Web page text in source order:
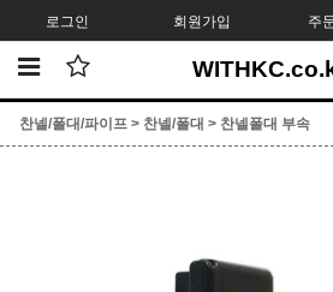
로그인 회원가입 주
찬넬/폴대/파이프 > 찬넬/폴대 > 찬넬폴대 부속